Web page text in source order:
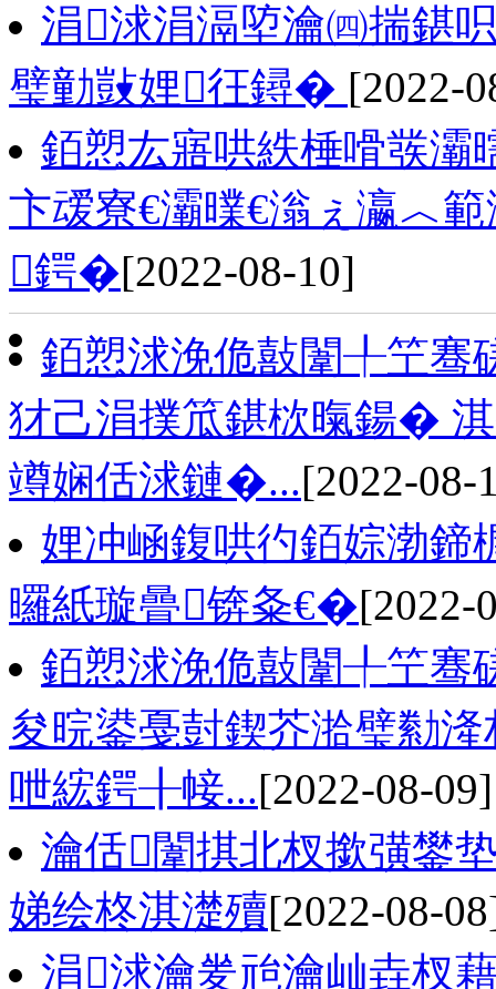
涓浗涓滆埅瀹㈣揣鍖
璧勭敱娌彺鐞� [2022-
銆愬厷寤哄紩棰嗗彂灞
卞叆寮€灞曗€滃ぇ瀛︿
鍔�[2022-08-10]
銆愬浗浼佹敼闈╀笁骞
犲己涓撲笟鍖栨暣鍚�
竴娴佸浗鏈�...[2022-08-
娌冲崡鍑哄彴銆婃渤鍗
曪紙璇曡锛夈€�[2022-
銆愬浗浼佹敼闈╀笁骞
夋晥鍙戞尌鍥芥湁璧勬
呭綋鍔╂帹...[2022-08-09]
瀹佸闈掑北杈撳彉鐢
娣绘柊淇濋殰[2022-08-
涓浗瀹夎兘瀹屾垚杈